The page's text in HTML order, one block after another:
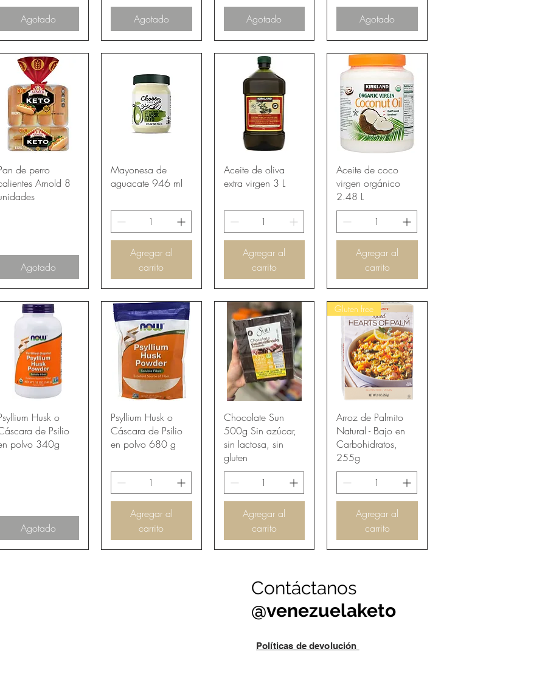
Agotado
Agotado Agotado Agotado
Vista rápida
de perro
Arnold 8
Agotado
Vista rápida
Mayonesa de
aguacate 946 ml
Agregar al
carrito
Vista rápida
Aceite de oliva
extra virgen 3 L
Agregar al
carrito
Vista rápida
Aceite de coco
virgen orgánico
2.48 L
Agregar al
carrito
Vista rápida
Husk o
de Psilio
polvo 340g
Agotado
Vista rápida
Psyllium Husk o
Cáscara de Psilio
en polvo 680 g
Agregar al
carrito
Vista rápida
Chocolate Sun
500g Sin azúcar,
sin lactosa, sin
gluten
Agregar al
carrito
Vista rápida
Gluten free
Arroz de Palmito
Natural - Bajo en
Carbohidratos,
255g
Agregar al
carrito
Contáctanos
@venezuelaketo
Políticas de devolución